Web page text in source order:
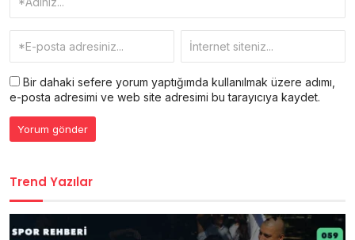
Bir dahaki sefere yorum yaptığımda kullanılmak üzere adımı,
e-posta adresimi ve web site adresimi bu tarayıcıya kaydet.
Trend Yazılar